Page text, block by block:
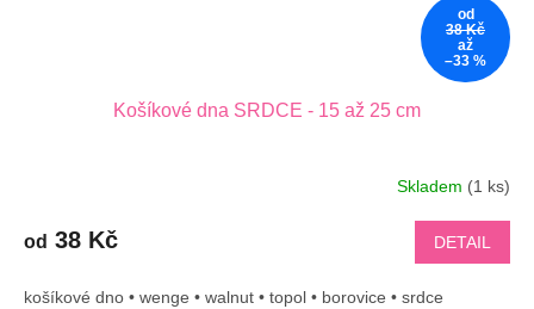
od
38 Kč
až
–33 %
Košíkové dna SRDCE - 15 až 25 cm
Skladem (1 ks)
od 38 Kč DETAIL
košíkové dno • wenge • walnut • topol • borovice • srdce